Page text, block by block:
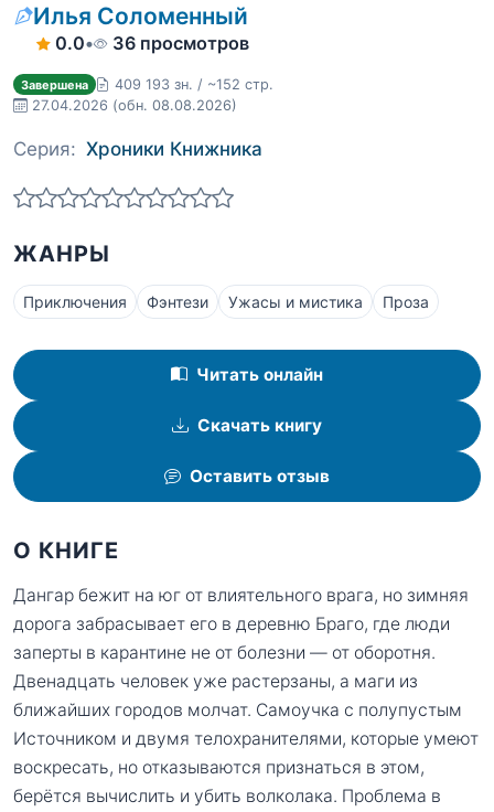
Илья Соломенный
0.0• 36 просмотров
Завершена
409 193 зн. / ~152 стр.
27.04.2026 (обн. 08.08.2026)
Серия: Хроники Книжника
ЖАНРЫ
Приключения Фэнтези Ужасы и мистика Проза
Читать онлайн
Скачать книгу
Оставить отзыв
О КНИГЕ
Дангар бежит на юг от влиятельного врага, но зимняя
дорога забрасывает его в деревню Браго, где люди
заперты в карантине не от болезни — от оборотня.
Двенадцать человек уже растерзаны, а маги из
ближайших городов молчат. Самоучка с полупустым
Источником и двумя телохранителями, которые умеют
воскресать, но отказываются признаться в этом,
берётся вычислить и убить волколака. Проблема в